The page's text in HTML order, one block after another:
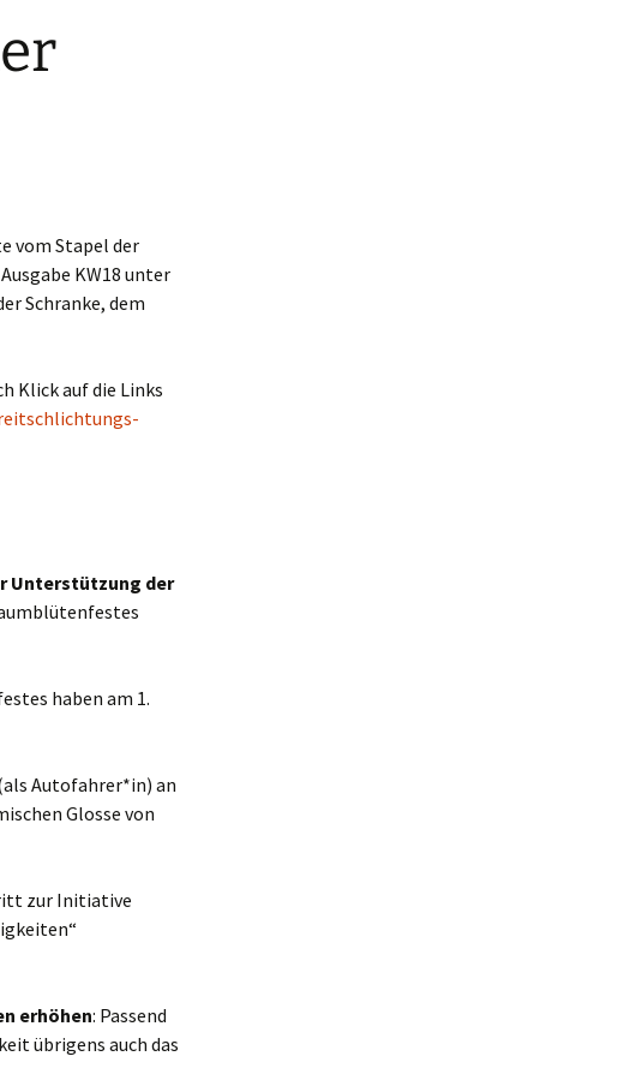
vom Stapel der
KW18 unter
Schranke, dem
Klick auf die Links
Unterstützung der
haben am 1.
Autofahrer*in) an
Glosse von
zur Initiative
erhöhen: Passend
übrigens auch das